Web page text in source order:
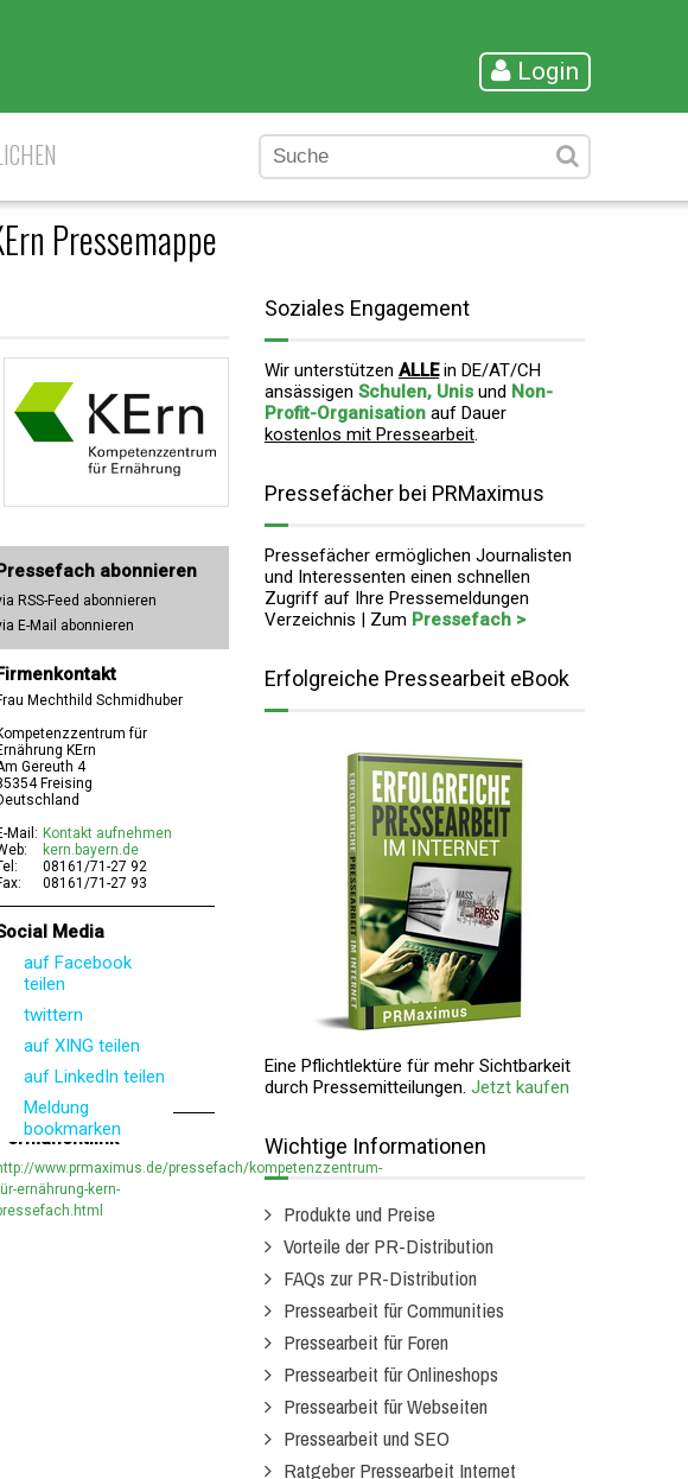
Login
Pressemappe
abonnieren
RSS-Feed abonnieren
E-Mail abonnieren
Mechthild Schmidhuber
für
KErn
Gereuth 4
Freising
Mail: Kontakt aufnehmen
kern.bayern.de
08161/71-27 92
08161/71-27 93
Media
auf Facebook
teilen
twittern
auf XING teilen
auf LinkedIn teilen
Meldung
bookmarken
www.prmaximus.de/pressefach/kompetenzzentrum-
ernährung-kern-
Soziales Engagement
Wir unterstützen ALLEin DE/AT/CH
ansässigen Schulen, Unis und Non-
Profit-Organisation auf Dauer
kostenlos mit Pressearbeit.
Pressefächer bei PRMaximus
Pressefächer ermöglichen Journalisten
und Interessenten einen schnellen
Zugriff auf Ihre Pressemeldungen
Verzeichnis | Zum Pressefach >
Erfolgreiche Pressearbeit eBook
Eine Pflichtlektüre für mehr Sichtbarkeit
durch Pressemitteilungen. Jetzt kaufen
Wichtige Informationen
Produkte und Preise
Vorteile der PR-Distribution
FAQs zur PR-Distribution
Pressearbeit für Communities
Pressearbeit für Foren
Pressearbeit für Onlineshops
Pressearbeit für Webseiten
Pressearbeit und SEO
Ratgeber Pressearbeit Internet